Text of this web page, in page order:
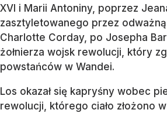
XVI i Marii Antoniny, poprzez
zasztyletowanego przez
Charlotte Corday, po Josepha
żołnierza wojsk rewolucji, który
powstańców w Wandei.
Los okazał się kapryśny wobec
rewolucji, którego ciało złożono